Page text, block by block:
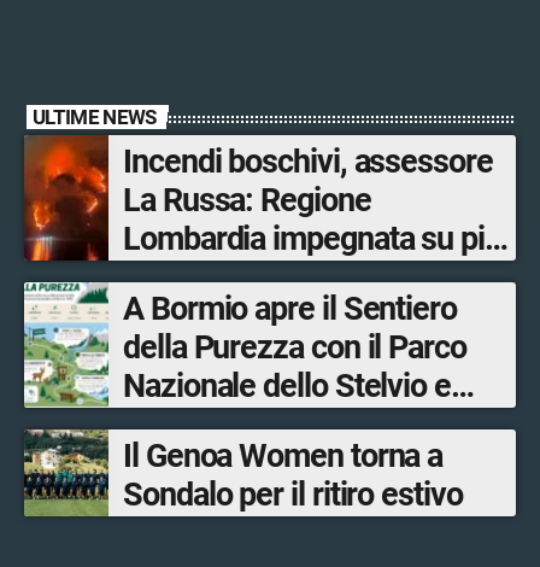
ULTIME NEWS
Incendi boschivi, assessore
La Russa: Regione
Lombardia impegnata su più
fronti, 48 volontari coinvolti
tra le province di Lecco,
Sondrio, Milano e Como
A Bormio apre il Sentiero
della Purezza con il Parco
Nazionale dello Stelvio e
Bormio Tourism
Il Genoa Women torna a
Sondalo per il ritiro estivo